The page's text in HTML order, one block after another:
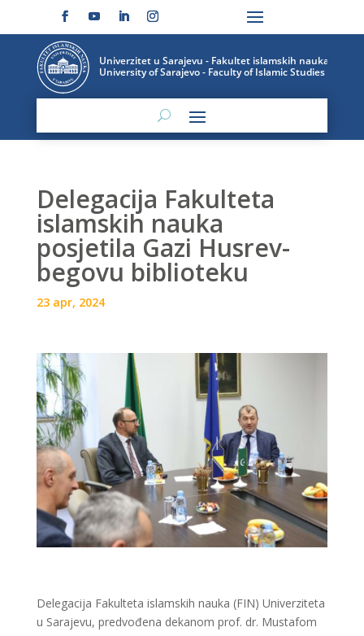
Delegacija Fakulteta
islamskih nauka
posjetila Gazi Husrev-
begovu biblioteku
23 apr, 2024
Delegacija Fakulteta islamskih nauka (FIN) Univerziteta
u Sarajevu, predvođena dekanom prof. dr. Mustafom